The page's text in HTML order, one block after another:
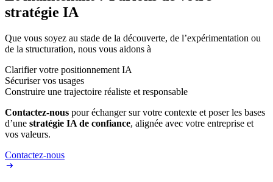
stratégie IA
Que vous soyez au stade de la découverte, de l’expérimentation ou
de la structuration, nous vous aidons à
Clarifier votre positionnement IA
Sécuriser vos usages
Construire une trajectoire réaliste et responsable
Contactez-nous pour échanger sur votre contexte et poser les bases
d’une stratégie IA de confiance, alignée avec votre entreprise et
vos valeurs.
Contactez-nous